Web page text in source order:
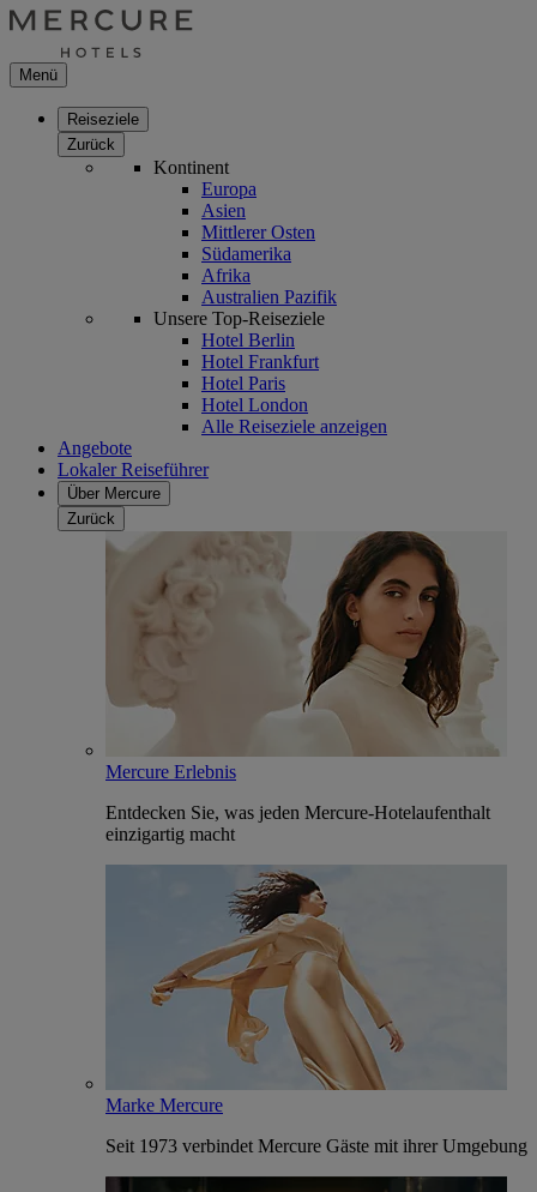
Menü
Reiseziele
Zurück
Kontinent
Europa
Asien
Mittlerer Osten
Südamerika
Afrika
Australien Pazifik
Unsere Top-Reiseziele
Hotel Berlin
Hotel Frankfurt
Hotel Paris
Hotel London
Alle Reiseziele anzeigen
Angebote
Lokaler Reiseführer
Über Mercure
Zurück
Mercure Erlebnis
Entdecken Sie, was jeden Mercure-Hotelaufenthalt
einzigartig macht
Marke Mercure
Seit 1973 verbindet Mercure Gäste mit ihrer Umgebung